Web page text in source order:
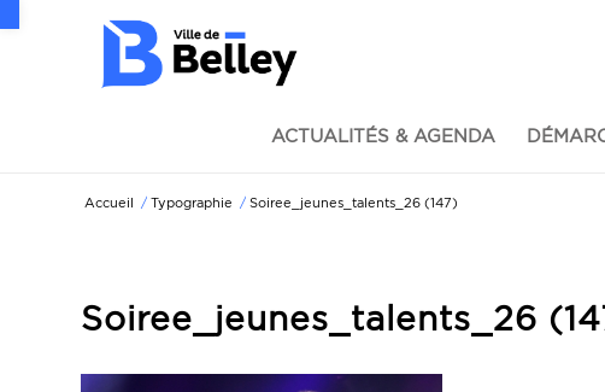
ACTUALITÉS & AGENDA
Accueil / Typographie / Soiree_jeunes_talents_26 (147)
Soiree_jeunes_talents_26